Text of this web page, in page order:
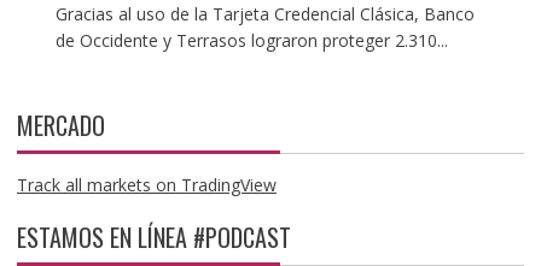
Gracias al uso de la Tarjeta Credencial Clásica, Banco
de Occidente y Terrasos lograron proteger 2.310...
MERCADO
Track all markets on TradingView
ESTAMOS EN LÍNEA #PODCAST